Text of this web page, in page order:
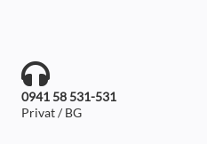
0941 58 531-531
Privat / BG